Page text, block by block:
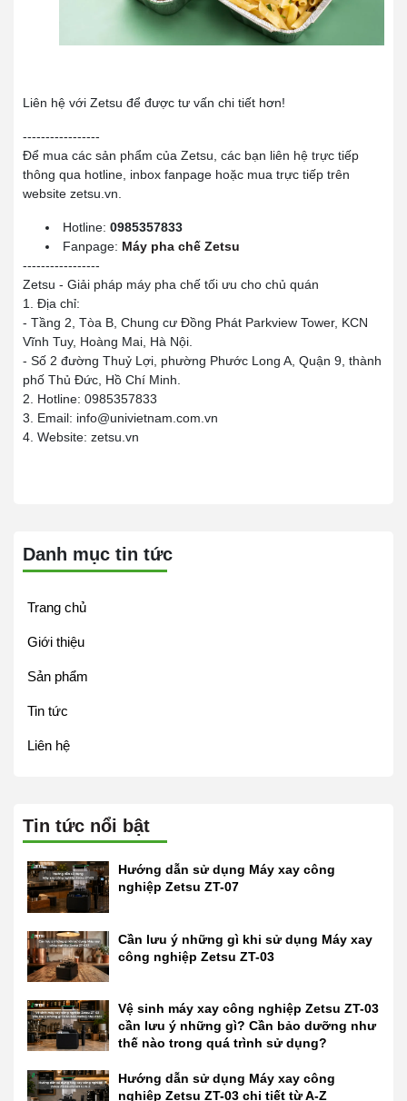
Liên hệ với Zetsu để được tư vấn chi tiết hơn!
-----------------
Để mua các sản phẩm của Zetsu, các bạn liên hệ trực tiếp
thông qua hotline, inbox fanpage hoặc mua trực tiếp trên
website zetsu.vn.
Hotline: 0985357833
Fanpage: Máy pha chế Zetsu
-----------------
Zetsu - Giải pháp máy pha chế tối ưu cho chủ quán
1. Địa chỉ:
- Tầng 2, Tòa B, Chung cư Đồng Phát Parkview Tower, KCN
Vĩnh Tuy, Hoàng Mai, Hà Nội.
- Số 2 đường Thuỷ Lợi, phường Phước Long A, Quận 9, thành
phố Thủ Đức, Hồ Chí Minh.
2. Hotline: 0985357833
3. Email: info@univietnam.com.vn
4. Website: zetsu.vn
Danh mục tin tức
Trang chủ
Giới thiệu
Sản phẩm
Tin tức
Liên hệ
Tin tức nổi bật
Hướng dẫn sử dụng Máy xay công
nghiệp Zetsu ZT-07
Cần lưu ý những gì khi sử dụng Máy xay
công nghiệp Zetsu ZT-03
Vệ sinh máy xay công nghiệp Zetsu ZT-03
cần lưu ý những gì? Cần bảo dưỡng như
thế nào trong quá trình sử dụng?
Hướng dẫn sử dụng Máy xay công
nghiệp Zetsu ZT-03 chi tiết từ A-Z